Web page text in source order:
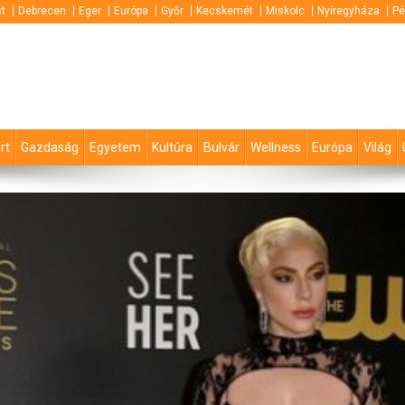
Debrecen Eger Európa Győr Kecskemét Miskolc Nyíregyháza
Gazdaság Egyetem Kultúra Bulvár Wellness Európa Világ